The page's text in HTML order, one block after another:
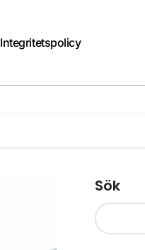
Integritetspolicy
Sök